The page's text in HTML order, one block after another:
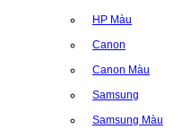
HP Màu
Canon
Canon Màu
Samsung
Samsung Màu